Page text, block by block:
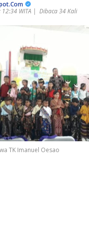
WITA | Dibaca 34 Kali
TK Imanuel Oesao